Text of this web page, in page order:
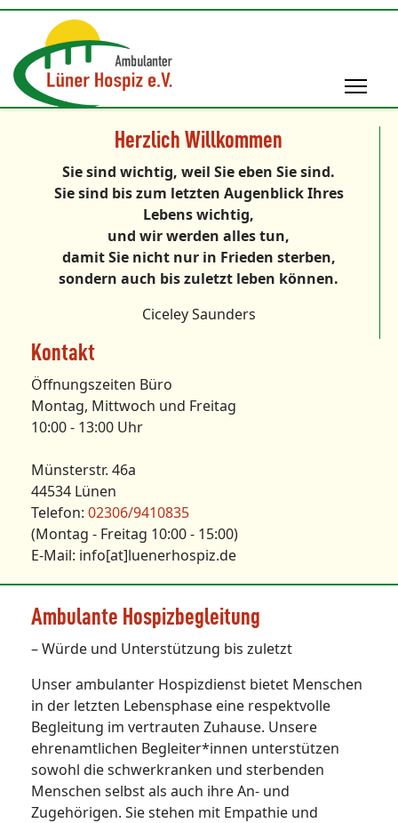
Herzlich Willkommen
Sie sind wichtig, weil Sie eben Sie sind.
Sie sind bis zum letzten Augenblick Ihres
Lebens wichtig,
und wir werden alles tun,
damit Sie nicht nur in Frieden sterben,
sondern auch bis zuletzt leben können.
Ciceley Saunders
Kontakt
Öffnungszeiten Büro
Montag, Mittwoch und Freitag
10:00 - 13:00 Uhr
Münsterstr. 46a
44534 Lünen
Telefon: 02306/9410835
(Montag - Freitag 10:00 - 15:00)
E-Mail: info[at]luenerhospiz.de
Ambulante Hospizbegleitung
– Würde und Unterstützung bis zuletzt
Unser ambulanter Hospizdienst bietet Menschen
in der letzten Lebensphase eine respektvolle
Begleitung im vertrauten Zuhause. Unsere
ehrenamtlichen Begleiter*innen unterstützen
sowohl die schwerkranken und sterbenden
Menschen selbst als auch ihre An- und
Zugehörigen. Sie stehen mit Empathie und